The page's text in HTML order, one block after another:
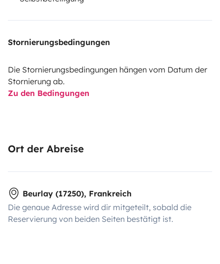
Stornierungsbedingungen
Die Stornierungsbedingungen hängen vom Datum der
Stornierung ab.
Zu den Bedingungen
Ort der Abreise
Beurlay (17250), Frankreich
Die genaue Adresse wird dir mitgeteilt, sobald die
Reservierung von beiden Seiten bestätigt ist.